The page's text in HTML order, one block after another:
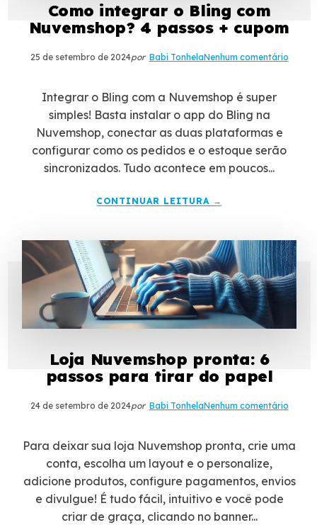
Como integrar o Bling com
Nuvemshop? 4 passos + cupom
25 de setembro de 2024por Babi TonhelaNenhum comentário
Integrar o Bling com a Nuvemshop é super
simples! Basta instalar o app do Bling na
Nuvemshop, conectar as duas plataformas e
configurar como os pedidos e o estoque serão
sincronizados. Tudo acontece em poucos...
CONTINUAR LEITURA →
Loja Nuvemshop pronta: 6
passos para tirar do papel
24 de setembro de 2024por Babi TonhelaNenhum comentário
Para deixar sua loja Nuvemshop pronta, crie uma
conta, escolha um layout e o personalize,
adicione produtos, configure pagamentos, envios
e divulgue! É tudo fácil, intuitivo e você pode
criar de graça, clicando no banner...